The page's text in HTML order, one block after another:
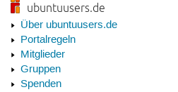
ubuntuusers.de
Über ubuntuusers.de
Portalregeln
Mitglieder
Gruppen
Spenden